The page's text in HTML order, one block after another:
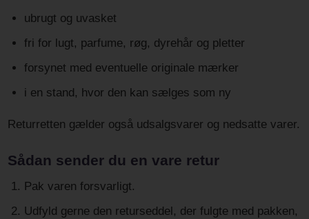
ubrugt og uvasket
fri for lugt, parfume, røg, dyrehår og pletter
forsynet med eventuelle originale mærker
i en stand, hvor den kan sælges som ny
Returretten gælder også udsalgsvarer og nedsatte varer.
Sådan sender du en vare retur
Pak varen forsvarligt.
Udfyld gerne den returseddel, der fulgte med pakken,